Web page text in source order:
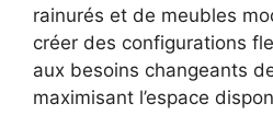
rainurés et de meubles
créer des configurations
aux besoins changeants
maximisant l’espace